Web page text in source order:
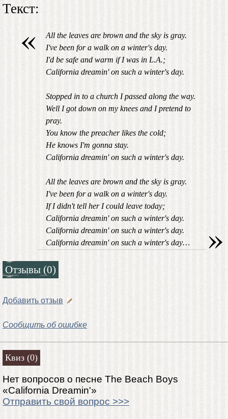
Текст:
«
All the leaves are brown and the sky is gray.
I've been for a walk on a winter's day.
I'd be safe and warm if I was in L.A.;
California dreamin' on such a winter's day.
Stopped in to a church I passed along the way.
Well I got down on my knees and I pretend to
pray.
You know the preacher likes the cold;
He knows I'm gonna stay.
California dreamin' on such a winter's day.
All the leaves are brown and the sky is gray.
I've been for a walk on a winter's day.
If I didn't tell her I could leave today;
California dreamin' on such a winter's day.
California dreamin' on such a winter's day.
California dreamin' on such a winter's day…
»
Отзывы (0)
Добавить отзыв
Сообщить об ошибке
Квиз (0)
Нет вопросов о песне The Beach Boys
«California Dreamin'»
Отправить свой вопрос >>>